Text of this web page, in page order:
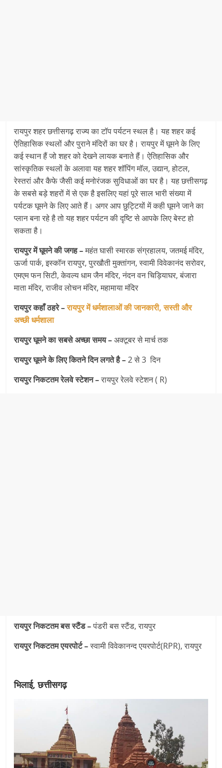
रायपुर शहर छत्तीसगढ़ राज्य का टॉप पर्यटन स्थल है। यह शहर कई
ऐतिहासिक स्थलों और पुराने मंदिरों का घर है। रायपुर में घूमने के लिए
कई स्थान हैं जो शहर को देखने लायक बनाते हैं। ऐतिहासिक और
सांस्कृतिक स्थलों के अलावा यह शहर शॉपिंग मॉल, उद्यान, होटल,
रेस्तरां और कैफे जैसी कई मनोरंजक सुविधाओं का घर है। यह छत्तीसगढ़
के सबसे बड़े शहरों में से एक है इसलिए यहां पूरे साल भारी संख्या में
पर्यटक घूमने के लिए आते हैं। अगर आप छुट्टियों में कही घूमने जाने का
प्लान बना रहे है तो यह शहर पर्यटन की दृष्टि से आपके लिए बेस्ट हो
सकता है।
रायपुर में घूमने की जगह –महंत घासी स्मारक संग्रहालय, जतमई मंदिर,
ऊर्जा पार्क, इस्कॉन रायपुर, पुरखौती मुक्तांगन, स्वामी विवेकानंद सरोवर,
एमएम फन सिटी, केवल्य धाम जैन मंदिर, नंदन वन चिड़ियाघर, बंजारा
माता मंदिर, राजीव लोचन मंदिर, महामाया मंदिर
रायपुर कहाँ ठहरे –रायपुर में धर्मशालाओं की जानकारी, सस्ती और
अच्छी धर्मशाला
रायपुर घूमने का सबसे अच्छा समय –अक्टूबर से मार्च तक
रायपुर घूमने के लिए कितने दिन लगते है –2 से 3 दिन
रायपुर निकटतम रेलवे स्टेशन –रायपुर रेलवे स्टेशन ( R)
रायपुर निकटतम बस स्टैंड –पंडरी बस स्टैंड, रायपुर
रायपुर निकटतम एयरपोर्ट –स्वामी विवेकानन्द एयरपोर्ट(RPR), रायपुर
भिलाई, छत्तीसगढ़